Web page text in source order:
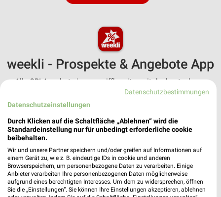
weekli - Prospekte & Angebote App
Alle OBI Angebote immer griffbereit – mit der kostenlosen
weekli App für iOS & Android.
✔Folge deinem Lieblingshändler
✔Push-Benachrichtigungen bei neuen Prospekten
✔Einkaufsliste - Einkauf stressfrei planen
JETZT LADEN UND SPAREN!
Datenschutzbestimmungen
Datenschutzeinstellungen
Durch Klicken auf die Schaltfläche „Ablehnen“ wird die
Standardeinstellung nur für unbedingt erforderliche cookie
beibehalten.
Wir und unsere Partner speichern und/oder greifen auf Informationen auf
einem Gerät zu, wie z. B. eindeutige IDs in cookie und anderen
Browserspeichern, um personenbezogene Daten zu verarbeiten. Einige
Anbieter verarbeiten Ihre personenbezogenen Daten möglicherweise
aufgrund eines berechtigten Interesses. Um dem zu widersprechen, öffnen
Sie die „Einstellungen“. Sie können Ihre Einstellungen akzeptieren, ablehnen